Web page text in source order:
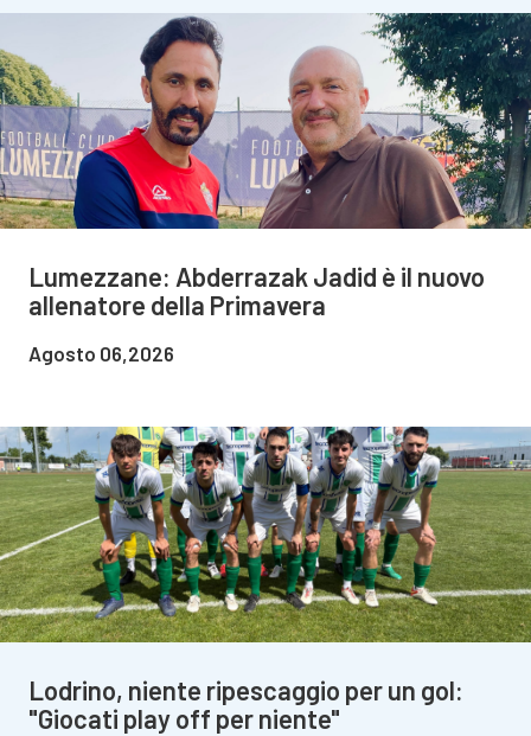
Lumezzane: Abderrazak Jadid è il nuovo
allenatore della Primavera
Agosto 06,2026
Lodrino, niente ripescaggio per un gol:
"Giocati play off per niente"